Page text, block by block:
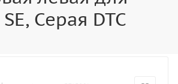
SE, Серая DTC